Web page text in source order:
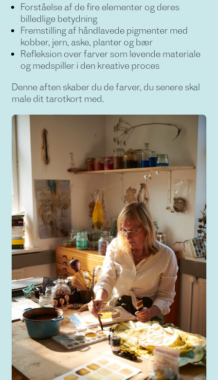
Forståelse af de fire elementer og deres
billedlige betydning
Fremstilling af håndlavede pigmenter med
kobber, jern, aske, planter og bær
Refleksion over farver som levende materiale
og medspiller i den kreative proces
Denne aften skaber du de farver, du senere skal
male dit tarotkort med.